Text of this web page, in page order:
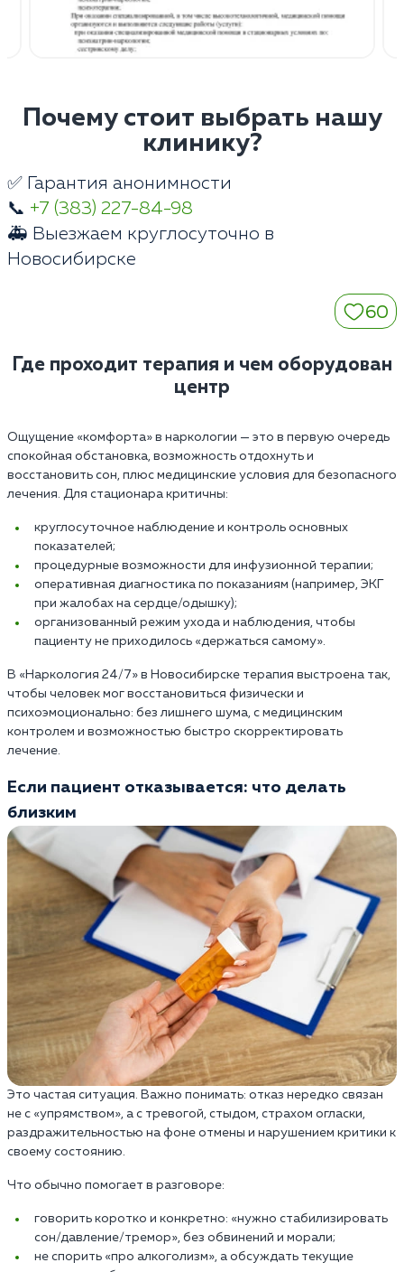
Почему стоит выбрать нашу
клинику?
✅ Гарантия анонимности
📞 +7 (383) 227-84-98
🚑 Выезжаем круглосуточно в
Новосибирске
60
Где проходит терапия и чем оборудован
центр
Ощущение «комфорта» в наркологии — это в первую очередь
спокойная обстановка, возможность отдохнуть и
восстановить сон, плюс медицинские условия для безопасного
лечения. Для стационара критичны:
круглосуточное наблюдение и контроль основных
показателей;
процедурные возможности для инфузионной терапии;
оперативная диагностика по показаниям (например, ЭКГ
при жалобах на сердце/одышку);
организованный режим ухода и наблюдения, чтобы
пациенту не приходилось «держаться самому».
В «Наркология 24/7» в Новосибирске терапия выстроена так,
чтобы человек мог восстановиться физически и
психоэмоционально: без лишнего шума, с медицинским
контролем и возможностью быстро скорректировать
лечение.
Если пациент отказывается: что делать
близким
Это частая ситуация. Важно понимать: отказ нередко связан
не с «упрямством», а с тревогой, стыдом, страхом огласки,
раздражительностью на фоне отмены и нарушением критики к
своему состоянию.
Что обычно помогает в разговоре:
говорить коротко и конкретно: «нужно стабилизировать
сон/давление/тремор», без обвинений и морали;
не спорить «про алкоголизм», а обсуждать текущие